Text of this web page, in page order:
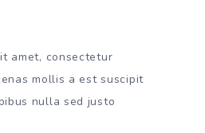
amet, consectetur
mollis a est suscipit
nulla sed justo